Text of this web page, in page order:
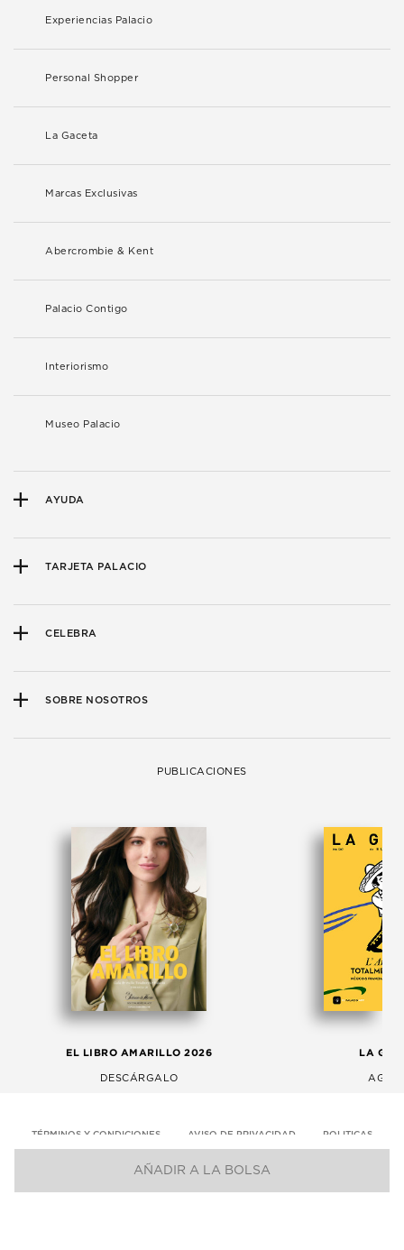
AÑADIR A LA BOLSA
Experiencias Palacio
Personal Shopper
La Gaceta
Marcas Exclusivas
Abercrombie & Kent
Palacio Contigo
Interiorismo
Museo Palacio
AYUDA
TARJETA PALACIO
CELEBRA
SOBRE NOSOTROS
PUBLICACIONES
EL LIBRO AMARILLO 2026
DESCÁRGALO
LA
TÉRMINOS Y CONDICIONES AVISO DE PRIVACIDAD POLITICAS